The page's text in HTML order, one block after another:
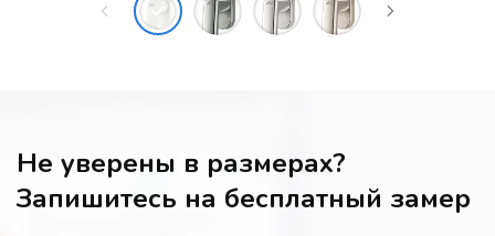
Не уверены в размерах?
Запишитесь на бесплатный замер